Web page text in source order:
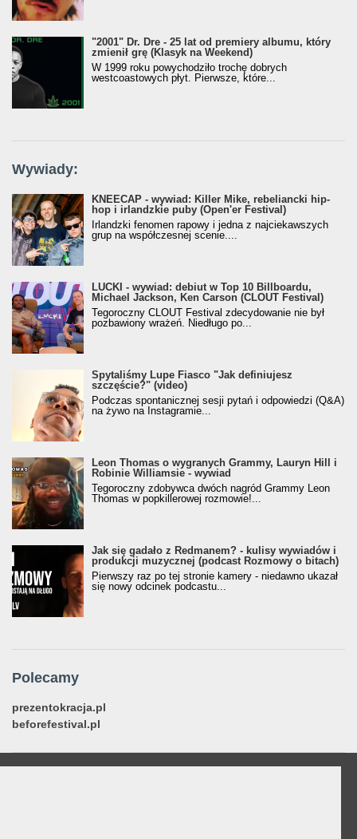
"2001" Dr. Dre - 25 lat od premiery albumu, który
zmienił grę (Klasyk na Weekend)
W 1999 roku powychodziło trochę dobrych
westcoastowych płyt. Pierwsze, które...
Wywiady:
KNEECAP - wywiad: Killer Mike, rebeliancki hip-
hop i irlandzkie puby (Open'er Festival)
Irlandzki fenomen rapowy i jedna z najciekawszych
grup na współczesnej scenie....
LUCKI - wywiad: debiut w Top 10 Billboardu,
Michael Jackson, Ken Carson (CLOUT Festival)
Tegoroczny CLOUT Festival zdecydowanie nie był
pozbawiony wrażeń. Niedługo po...
Spytaliśmy Lupe Fiasco "Jak definiujesz
szczęście?" (video)
Podczas spontanicznej sesji pytań i odpowiedzi (Q&A)
na żywo na Instagramie...
Leon Thomas o wygranych Grammy, Lauryn Hill i
Robinie Williamsie - wywiad
Tegoroczny zdobywca dwóch nagród Grammy Leon
Thomas w popkillerowej rozmowie!...
Jak się gadało z Redmanem? - kulisy wywiadów i
produkcji muzycznej (podcast Rozmowy o bitach)
Pierwszy raz po tej stronie kamery - niedawno ukazał
się nowy odcinek podcastu...
Polecamy
prezentokracja.pl
beforefestival.pl